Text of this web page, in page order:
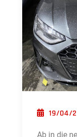
19/04/
Ab in die